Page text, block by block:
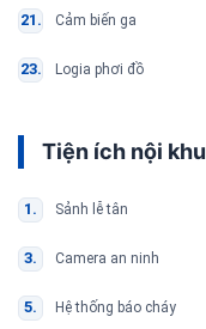
Cảm biến ga
Logia phơi đồ
Tiện ích nội khu
Sảnh lễ tân
Camera an ninh
Hệ thống báo cháy